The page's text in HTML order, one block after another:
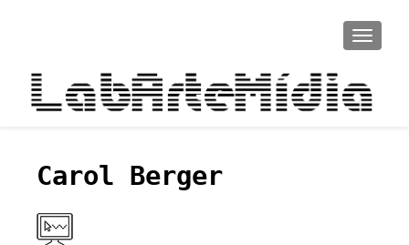
Carol Berger